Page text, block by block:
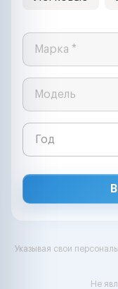
Марка *
Модель
Указывая свои
Не